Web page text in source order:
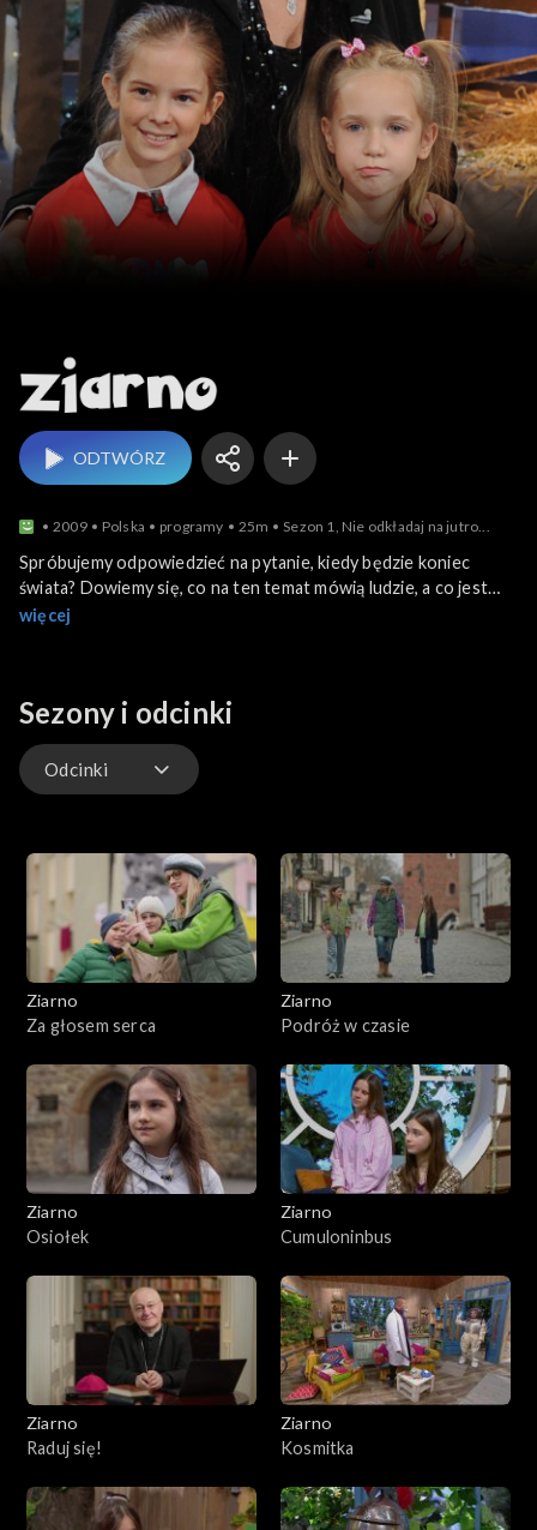
Ziarno
ODTWÓRZ
2009 Polska programy 25m Sezon 1, Nie odkładaj na jutro...
Spróbujemy odpowiedzieć na pytanie, kiedy będzie koniec
świata? Dowiemy się, co na ten temat mówią ludzie, a co jest
napisane w Ewangelii według św. Marka. Dzieci zastanowią się
więcej
Sezony i odcinki
Odcinki
Ziarno
Za głosem serca
Ziarno
Podróż w czasie
Ziarno
Osiołek
Ziarno
Cumuloninbus
Ziarno
Raduj się!
Ziarno
Kosmitka